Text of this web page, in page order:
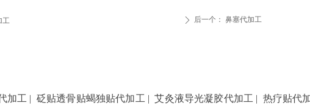
工 ꄲ 后一个： 鼻塞代加工
加工 | 砭贴透骨贴蝎独贴代加工 |艾灸液导光凝胶代加工 | 热疗贴代